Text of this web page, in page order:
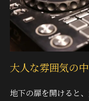
大人な雰囲気の
地下の扉を開けると